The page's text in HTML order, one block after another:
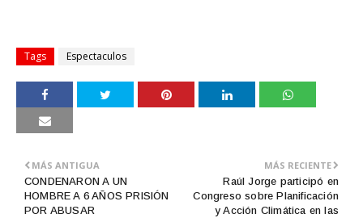
Tags Espectaculos
MÁS RECIENTE
Raúl Jorge participó en
Congreso sobre Planificación
y Acción Climática en las
MÁS ANTIGUA
CONDENARON A UN
HOMBRE A 6 AÑOS PRISIÓN
POR ABUSAR